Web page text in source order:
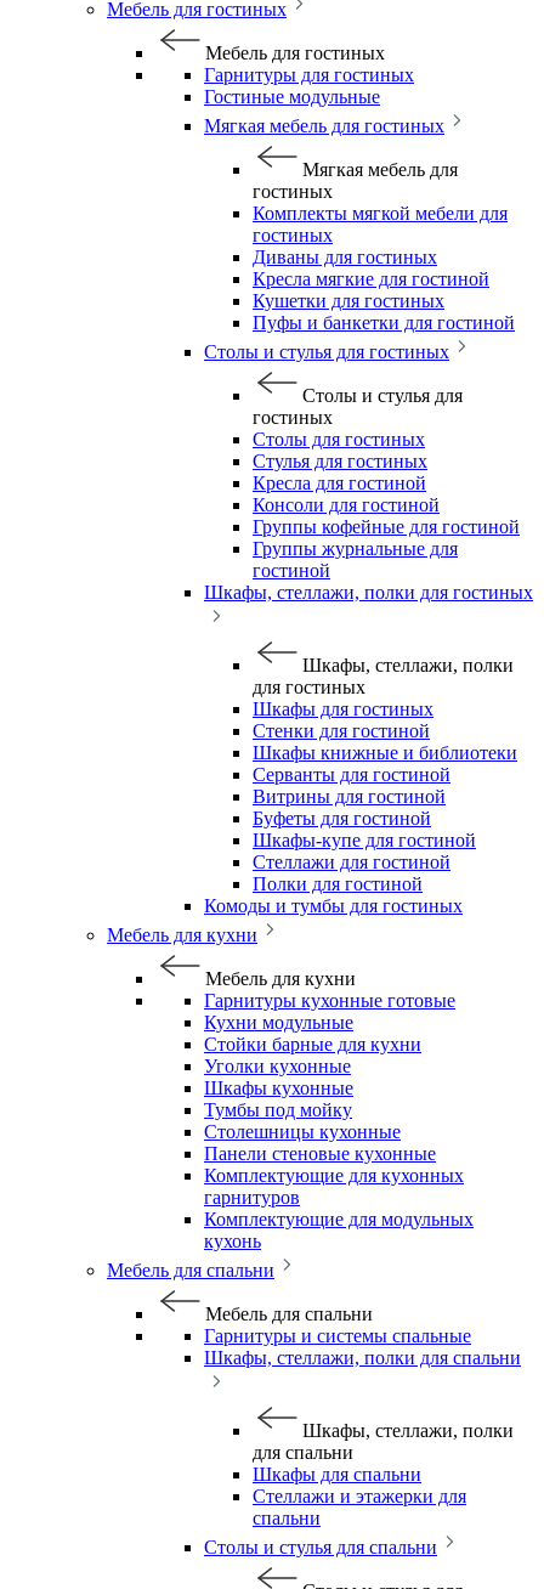
Мебель для гостиных
Мебель для гостиных
Гарнитуры для гостиных
Гостиные модульные
Мягкая мебель для гостиных
Мягкая мебель для
гостиных
Комплекты мягкой мебели для
гостиных
Диваны для гостиных
Кресла мягкие для гостиной
Кушетки для гостиных
Пуфы и банкетки для гостиной
Столы и стулья для гостиных
Столы и стулья для
гостиных
Столы для гостиных
Стулья для гостиных
Кресла для гостиной
Консоли для гостиной
Группы кофейные для гостиной
Группы журнальные для
гостиной
Шкафы, стеллажи, полки для гостиных
Шкафы, стеллажи, полки
для гостиных
Шкафы для гостиных
Стенки для гостиной
Шкафы книжные и библиотеки
Серванты для гостиной
Витрины для гостиной
Буфеты для гостиной
Шкафы-купе для гостиной
Стеллажи для гостиной
Полки для гостиной
Комоды и тумбы для гостиных
Мебель для кухни
Мебель для кухни
Гарнитуры кухонные готовые
Кухни модульные
Стойки барные для кухни
Уголки кухонные
Шкафы кухонные
Тумбы под мойку
Столешницы кухонные
Панели стеновые кухонные
Комплектующие для кухонных
гарнитуров
Комплектующие для модульных
кухонь
Мебель для спальни
Мебель для спальни
Гарнитуры и системы спальные
Шкафы, стеллажи, полки для спальни
Шкафы, стеллажи, полки
для спальни
Шкафы для спальни
Стеллажи и этажерки для
спальни
Столы и стулья для спальни